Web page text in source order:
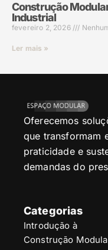
Construção
Industrial
fevereiro 2, 2026
Ler mais »
Oferecemos
que transformam
praticidade e
demandas do
Categorias
Introdução à
Construção